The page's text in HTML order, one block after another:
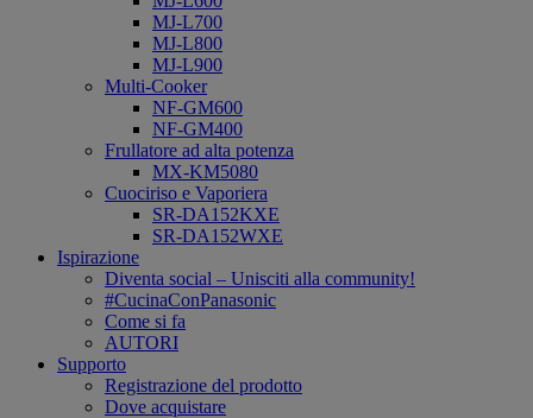
MJ-L700
MJ-L800
MJ-L900
Multi-Cooker
NF-GM600
NF-GM400
Frullatore ad alta potenza
MX-KM5080
Cuociriso e Vaporiera
SR-DA152KXE
SR-DA152WXE
Ispirazione
Diventa social – Unisciti alla community!
#CucinaConPanasonic
Come si fa
AUTORI
Supporto
Registrazione del prodotto
Dove acquistare